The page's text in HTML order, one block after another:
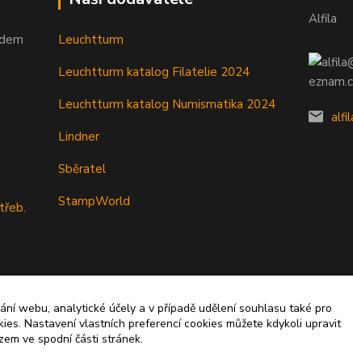
Leuchtturm
Leuchtturm katalog Filatelie 2024
Leuchtturm katalog Numismatika 2024
Lindner
Sběratel
StampWorld
Alfila
webu, analytické účely a v případě udělení souhlasu také pro
Nastavení vlastních preferencí cookies můžete kdykoli upravit
ve spodní části stránek.